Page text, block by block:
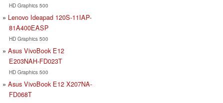
HD Graphics 500
Lenovo Ideapad 120S-11IAP-
81A400EASP
HD Graphics 500
Asus VivoBook E12
E203NAH-FD023T
HD Graphics 500
Asus VivoBook E12 X207NA-
FD068T